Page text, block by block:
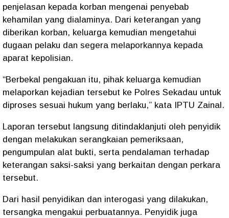
penjelasan kepada korban mengenai penyebab
kehamilan yang dialaminya. Dari keterangan yang
diberikan korban, keluarga kemudian mengetahui
dugaan pelaku dan segera melaporkannya kepada
aparat kepolisian.
“Berbekal pengakuan itu, pihak keluarga kemudian
melaporkan kejadian tersebut ke Polres Sekadau untuk
diproses sesuai hukum yang berlaku,” kata IPTU Zainal.
Laporan tersebut langsung ditindaklanjuti oleh penyidik
dengan melakukan serangkaian pemeriksaan,
pengumpulan alat bukti, serta pendalaman terhadap
keterangan saksi-saksi yang berkaitan dengan perkara
tersebut.
Dari hasil penyidikan dan interogasi yang dilakukan,
tersangka mengakui perbuatannya. Penyidik juga